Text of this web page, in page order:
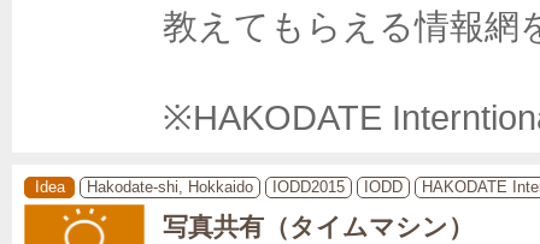
教えてもらえる情報網
※HAKODATE
Idea Hakodate-shi, Hokkaido IODD2015 IODD HAKODATE
写真共有（タイムマシン）